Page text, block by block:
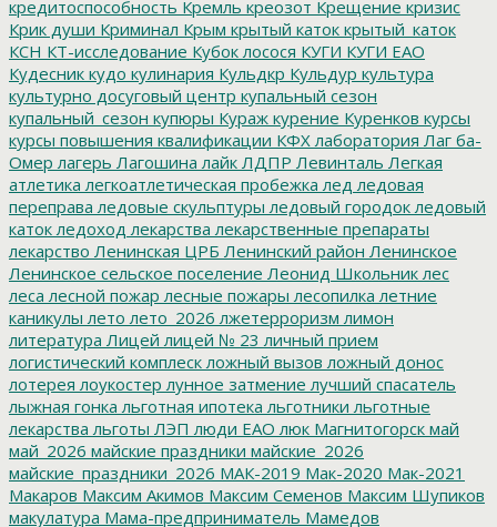
кредитоспособность Кремль креозот Крещение кризис
Крик души Криминал Крым крытый каток крытый_каток
КСН КТ-исследование Кубок лосося КУГИ КУГИ ЕАО
Кудесник кудо кулинария Кульдкр Кульдур культура
культурно досуговый центр купальный сезон
купальный_сезон купюры Кураж курение Куренков курсы
курсы повышения квалификации КФХ лаборатория Лаг ба-
Омер лагерь Лагошина лайк ЛДПР Левинталь Легкая
атлетика легкоатлетическая пробежка лед ледовая
переправа ледовые скульптуры ледовый городок ледовый
каток ледоход лекарства лекарственные препараты
лекарство Ленинская ЦРБ Ленинский район Ленинское
Ленинское сельское поселение Леонид Школьник лес
леса лесной пожар лесные пожары лесопилка летние
каникулы лето лето_2026 лжетерроризм лимон
литература Лицей лицей № 23 личный прием
логистический комплеск ложный вызов ложный донос
лотерея лоукостер лунное затмение лучший спасатель
лыжная гонка льготная ипотека льготники льготные
лекарства льготы ЛЭП люди ЕАО люк Магнитогорск май
май_2026 майские праздники майские_2026
майские_праздники_2026 МАК-2019 Мак-2020 Мак-2021
Макаров Максим Акимов Максим Семенов Максим Шупиков
макулатура Мама-предприниматель Мамедов